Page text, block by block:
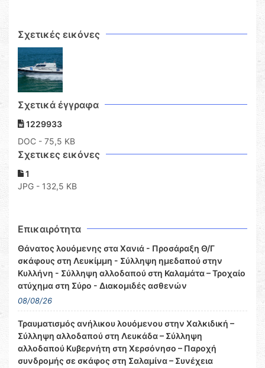
Σχετικές εικόνες
Σχετικά έγγραφα
1229933
DOC - 75,5 KB
Σχετικες εικόνες
1
JPG - 132,5 KB
Επικαιρότητα
Θάνατος λουόμενης στα Χανιά - Προσάραξη Θ/Γ
σκάφους στη Λευκίμμη - Σύλληψη ημεδαπού στην
Κυλλήνη - Σύλληψη αλλοδαπού στη Καλαμάτα – Τροχαίο
ατύχημα στη Σύρο - Διακομιδές ασθενών
08/08/26
Τραυματισμός ανήλικου λουόμενου στην Χαλκιδική –
Σύλληψη αλλοδαπού στη Λευκάδα – Σύλληψη
αλλοδαπού Κυβερνήτη στη Χερσόνησο – Παροχή
συνδρομής σε σκάφος στη Σαλαμίνα – Συνέχεια